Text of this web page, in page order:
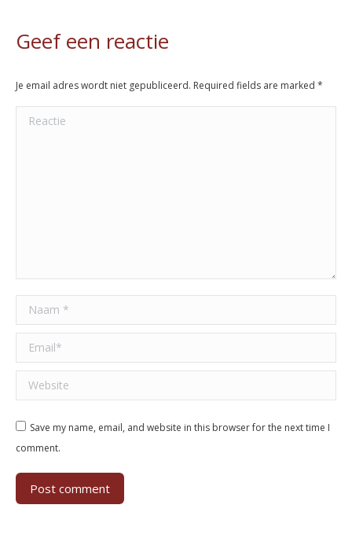
Geef een reactie
Je email adres wordt niet gepubliceerd. Required fields are marked *
Reactie
Naam *
Email *
Website
Save my name, email, and website in this browser for the next time I
comment.
Post comment